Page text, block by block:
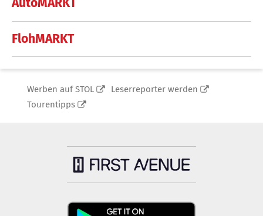
FlohMARKT
Werben auf STOL
Leserreporter werden
Tourentipps